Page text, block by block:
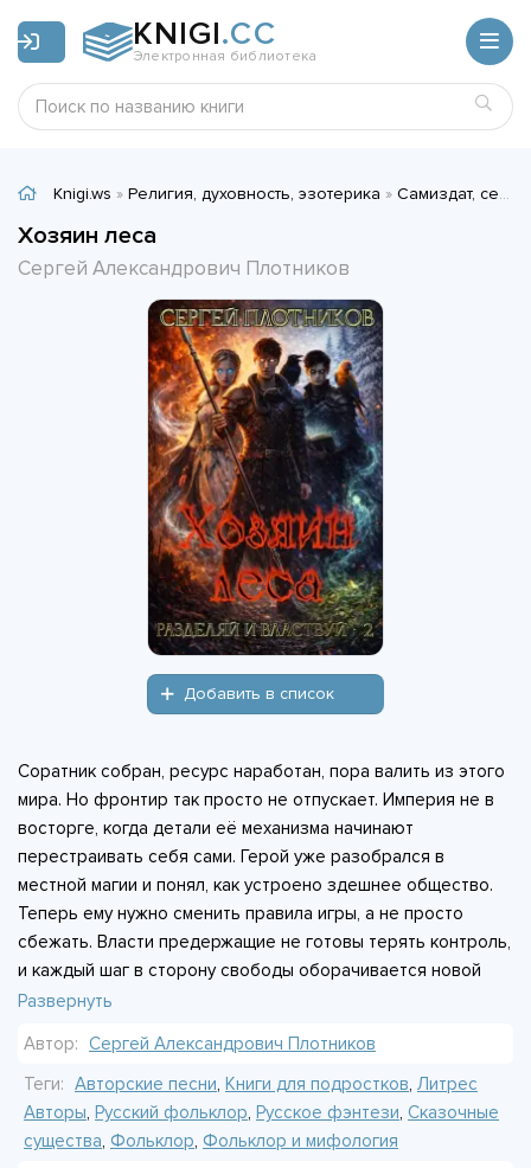
KNIGI.CC
Электронная библиотека
Knigi.ws » Религия, духовность, эзотерика » Самиздат, сетевая литература
Хозяин леса
Сергей Александрович Плотников
Добавить в список
Соратник собран, ресурс наработан, пора валить из этого
мира. Но фронтир так просто не отпускает. Империя не в
восторге, когда детали её механизма начинают
перестраивать себя сами. Герой уже разобрался в
местной магии и понял, как устроено здешнее общество.
Теперь ему нужно сменить правила игры, а не просто
сбежать. Власти предержащие не готовы терять контроль,
и каждый шаг в сторону свободы оборачивается новой
угрозой. Второй соратник собирается буквально по
целая имперская машина, которая не прощает
самодеятельности. Исход зависит от того, кто первым
перепишет правила.
Развернуть
Автор: Сергей Александрович Плотников
Теги: Авторские песни, Книги для подростков, Литрес
Авторы, Русский фольклор, Русское фэнтези, Сказочные
существа, Фольклор, Фольклор и мифология